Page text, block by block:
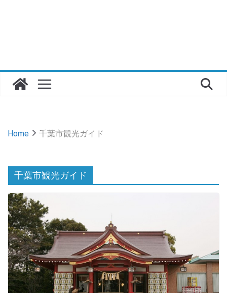
Home 千葉市観光ガイド
千葉市観光ガイド